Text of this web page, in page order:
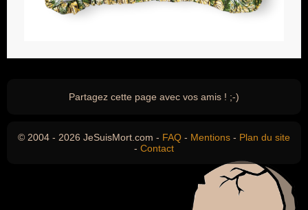
Partagez cette page avec vos amis ! ;-)
© 2004 - 2026 JeSuisMort.com - FAQ - Mentions - Plan du site
- Contact